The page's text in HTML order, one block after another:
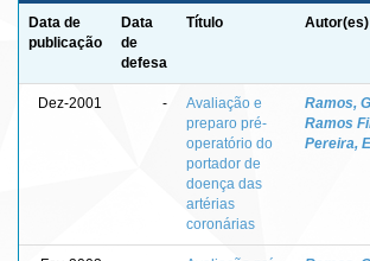
Data de
publicação
Data
de
defesa
Título Autor(es)
Dez-2001 -
Avaliação e
preparo pré-
operatório do
portador de
doença das
artérias
coronárias
Ramos,
Ramos
Pereira,